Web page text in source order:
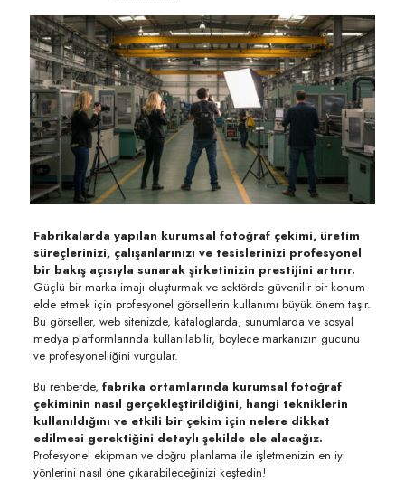
Fabrikalarda yapılan kurumsal fotoğraf çekimi, üretim
süreçlerinizi, çalışanlarınızı ve tesislerinizi profesyonel
bir bakış açısıyla sunarak şirketinizin prestijini artırır.
Güçlü bir marka imajı oluşturmak ve sektörde güvenilir bir konum
elde etmek için profesyonel görsellerin kullanımı büyük önem taşır.
Bu görseller, web sitenizde, kataloglarda, sunumlarda ve sosyal
medya platformlarında kullanılabilir, böylece markanızın gücünü
ve profesyonelliğini vurgular.
Bu rehberde, fabrika ortamlarında kurumsal fotoğraf
çekiminin nasıl gerçekleştirildiğini, hangi tekniklerin
kullanıldığını ve etkili bir çekim için nelere dikkat
edilmesi gerektiğini detaylı şekilde ele alacağız.
Profesyonel ekipman ve doğru planlama ile işletmenizin en iyi
yönlerini nasıl öne çıkarabileceğinizi keşfedin!